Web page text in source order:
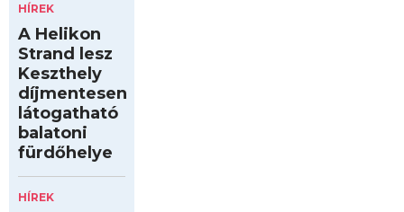
HÍREK
A Helikon
Strand lesz
Keszthely
díjmentesen
látogatható
balatoni
fürdőhelye
HÍREK